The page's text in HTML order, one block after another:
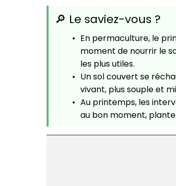
🔎 Le saviez-vous ?
En permaculture, le
moment de nourrir le
les plus utiles.
Un sol couvert se
vivant, plus souple et
Au printemps, les
au bon moment,